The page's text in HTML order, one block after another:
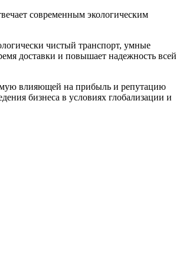
современным экологическим
чистый транспорт, умные
доставки и повышает надежность всей
влияющей на прибыль и репутацию
бизнеса в условиях глобализации и